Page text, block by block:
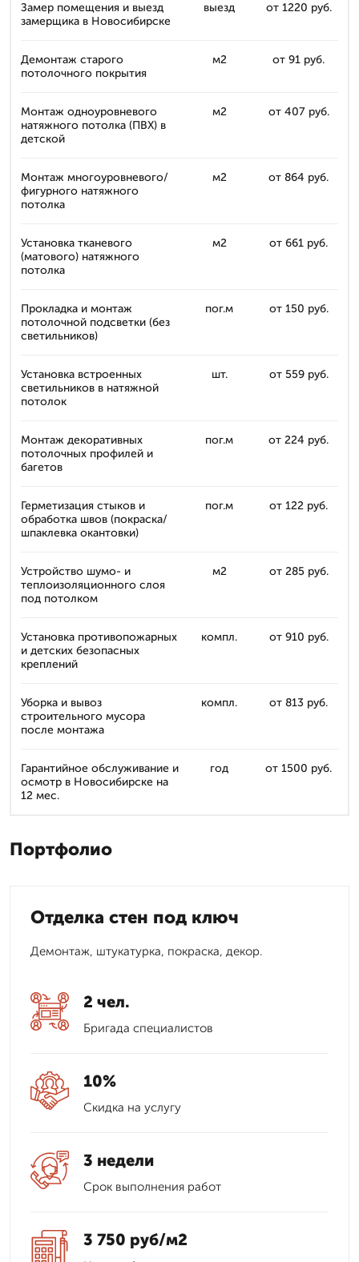
Замер помещения и выезд
замерщика в Новосибирске
выезд от 1220 руб.
Демонтаж старого
потолочного покрытия
м2 от 91 руб.
Монтаж одноуровневого
натяжного потолка (ПВХ) в
детской
м2 от 407 руб.
Монтаж многоуровневого/
фигурного натяжного
потолка
м2 от 864 руб.
Установка тканевого
(матового) натяжного
потолка
м2 от 661 руб.
Прокладка и монтаж
потолочной подсветки (без
светильников)
пог.м от 150 руб.
Установка встроенных
светильников в натяжной
потолок
шт. от 559 руб.
Монтаж декоративных
потолочных профилей и
багетов
пог.м от 224 руб.
Герметизация стыков и
обработка швов (покраска/
шпаклевка окантовки)
пог.м от 122 руб.
Устройство шумо- и
теплоизоляционного слоя
под потолком
м2 от 285 руб.
Установка противопожарных
и детских безопасных
креплений
компл. от 910 руб.
Уборка и вывоз
строительного мусора
после монтажа
компл. от 813 руб.
Гарантийное обслуживание и
осмотр в Новосибирске на
12 мес.
год от 1500 руб.
Портфолио
Отделка стен под ключ
Демонтаж, штукатурка, покраска, декор.
2 чел.
Бригада специалистов
10%
Скидка на услугу
3 недели
Срок выполнения работ
3 750 руб/м2